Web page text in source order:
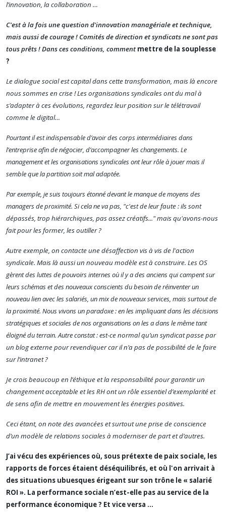
l’innovation, la collaboration …
C'est à la fois une question d'innovation managériale et technique,
mais aussi de courage ! Comités de direction et syndicats ne sont pas
tous prêts ! Dans ces conditions, commentmettre de la souplesse
?
Le dialogue social est capital dans cette transformation, mais là encore
nous sommes en crise !Les organisations syndicales ont du mal à
s’adapter à ces évolutions, regardez leur position sur le télétravail
comme le digital…
Pourtant il est indispensable d’avoir des corps intermédiaires dans
l’entreprise afin de négocier, d’accompagner les changements. Le
management et les organisations syndicales ont leur rôle à jouer mais il
semble que la partition soit mal adaptée.
Par exemple, je suis toujours étonné devant le manque de moyens des
managers de proximité. Si cela ne va pas, "c'estde leurfaute : ils sont
dépassés, trop hiérarchiques, pas assez créatifs..." mais qu'avons-nous
fait pour les former, les outiller ?
Autre exemple, on contacte une désaffection vis à vis de l'action
syndicale. Mais là aussi un nouveau modèle est à construire. Les OS
gèrent des luttes de pouvoirs internes où il y a des anciens qui campent sur
leurs schémas et des nouveaux conscients du besoin de réinventer un
nouveau lien avec les salariés, un mix de nouveaux services, mais surtout de
la proximité. Nous vivons un paradoxe : en les impliquant dans les décisions
stratégiques et sociales de nos organisations on les a dans le même tant
éloigné du terrain. Autre constat : est-ce normal qu’un syndicat passe par
un blog externe pour revendiquer car il n’a pas de possibilité de le faire
sur l’intranet ?
Je crois beaucoup en l’éthique et la responsabilité pour garantir un
changement acceptable et les RH ont un rôle essentiel d’exemplaritéet
de sens afin de mettre en mouvement les énergies positives.
Ceci étant, on note des avancées et surtout une prise de conscience
d’un modèle de relations sociales à moderniser de part et d’autres.
J’ai vécu des expériences où, sous prétexte de paix sociale, les
rapports de forces étaient déséquilibrés, et où l'on arrivait à
des situations ubuesques érigeant sur son trône le « salarié
ROI ». La performance sociale n’est-elle pas au service de la
performance économique ? Et vice versa …